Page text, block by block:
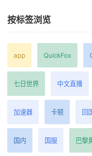
按标签浏览
app QuickFox
七日世界 中文直播
加速器 卡顿 回
国内 国服 巴黎